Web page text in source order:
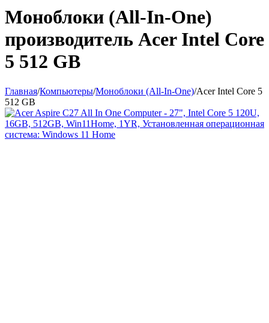
Моноблоки (All-In-One)
производитель Acer Intel Core
5 512 GB
Главная/Компьютеры/Моноблоки (All-In-One)/Acer Intel Core 5
512 GB